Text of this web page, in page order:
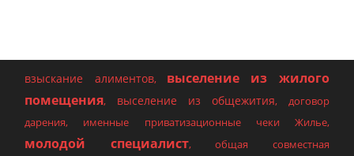
взыскание алиментов, выселение из жилого
помещения, выселение из общежития, договор
дарения, именные приватизационные чеки Жилье,
молодой специалист,общая совместная